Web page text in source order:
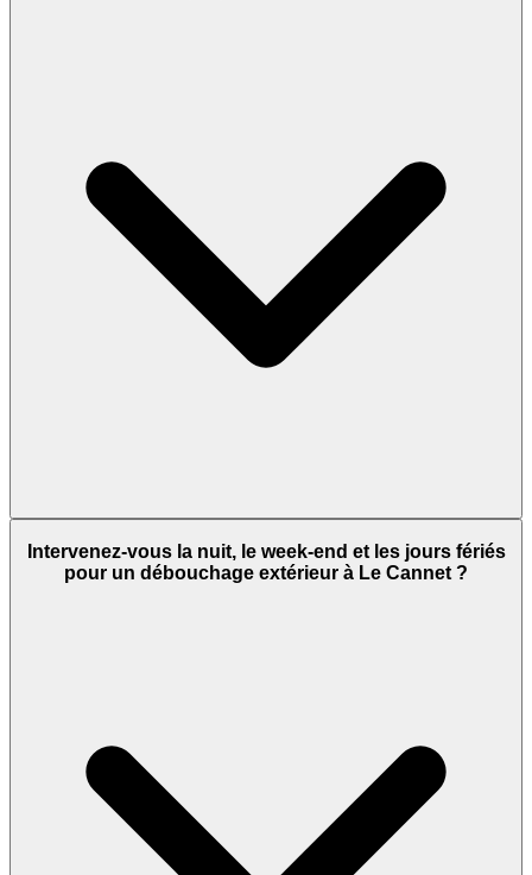
Intervenez-vous la nuit, le week-end et les jours fériés
pour un débouchage extérieur à Le Cannet ?